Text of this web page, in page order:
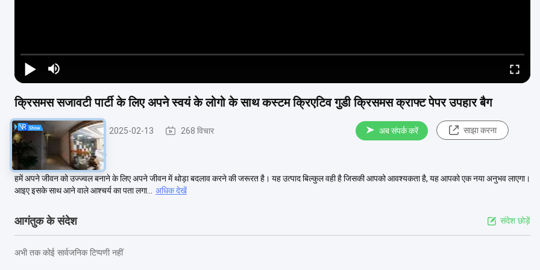
क्रिसमस सजावटी पार्टी के लिए अपने स्वयं के लोगो के साथ कस्टम क्रिएटिव गुडी क्रिसमस क्राफ्ट पेपर उपहार बैग
धातु के फ्रेम के भाग 2025-02-13 268 विचार अब संपर्क करें साझा करना
# Xmas Decorative Party
हमें अपने जीवन को उज्ज्वल बनाने के लिए अपने जीवन में थोड़ा बदलाव करने की जरूरत है। यह उत्पाद बिल्कुल वही है जिसकी आपको आवश्यकता है, यह आपको एक नया अनुभव लाएगा।
आइए इसके साथ आने वाले आश्चर्य का पता लगा...
अधिक देखें
आगंतुक के संदेश संदेश छोड़ें
अभी तक कोई सार्वजनिक टिप्पणी नहीं